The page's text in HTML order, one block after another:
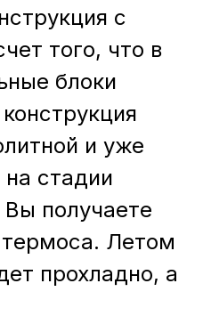
с
того, что в
блоки
и уже
стадии
Вы получаете
Летом
прохладно, а